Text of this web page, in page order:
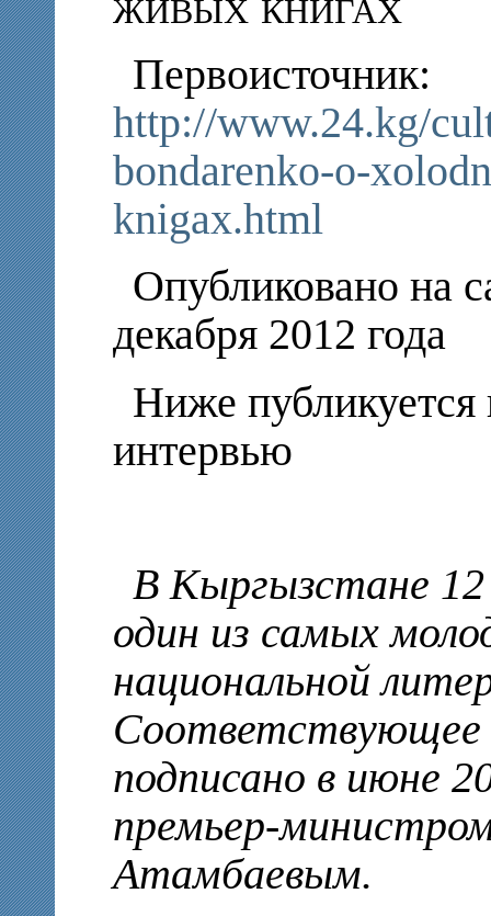
Первоисточник:
http://www.24.kg/
bondarenko-o-
knigax.html
Опубликовано на
декабря 2012 года
Ниже публикуется
интервью
В Кыргызстане
один из самых
национальной
Соответствующее
подписано в июне
премьер-
Атамбаевым.